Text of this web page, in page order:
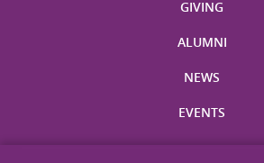
GIVING
ALUMNI
NEWS
EVENTS